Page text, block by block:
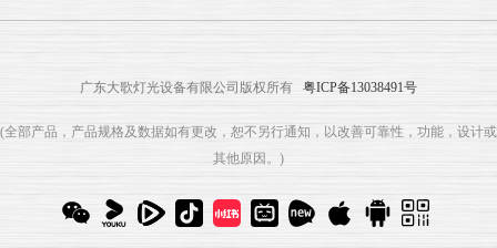
广东大歌灯光设备有限公司版权所有 粤ICP备13038491号
(全部产品，产品规格及数据如有更改，恕不另行通知，以改善可靠性，功能，设计或
其他原因。)